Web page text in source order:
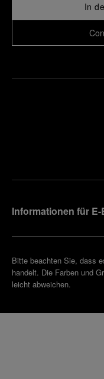
In
Informationen für
Bitte beachten Sie, dass
handelt. Die Farben und
leicht abweichen.